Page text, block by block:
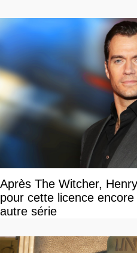
Après The Witcher,
pour cette licence
autre série